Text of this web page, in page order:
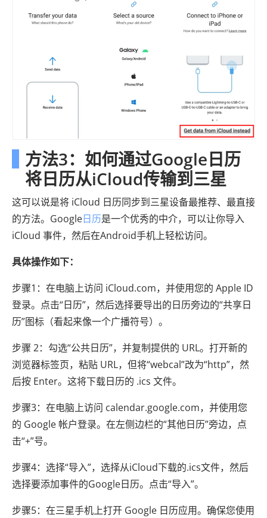
方法3：如何通过Google日历
将日历从iCloud传输到三星
这可以说是将 iCloud 日历同步到三星设备最推荐、最直接
的方法。Google日历是一个优秀的中介，可以让你导入
iCloud 事件，然后在Android手机上轻松访问。
具体操作如下：
步骤1：在电脑上访问 iCloud.com，并使用您的 Apple ID
登录。点击“日历”，然后选择要导出的日历旁边的“共享日
历”图标（看起来像一个广播符号）。
步骤 2：勾选“公共日历”，并复制提供的 URL。打开新的
浏览器标签页，粘贴 URL，但将“webcal”改为“http”，然
后按 Enter。这将下载日历的 .ics 文件。
步骤3：在电脑上访问 calendar.google.com，并使用您
的 Google 帐户登录。在左侧边栏的“其他日历”旁边，点
击“+”号。
步骤4：选择“导入”，选择从iCloud下载的.ics文件，然后
选择要添加事件的Google日历。点击“导入”。
步骤5：在三星手机上打开 Google 日历应用。确保您使用